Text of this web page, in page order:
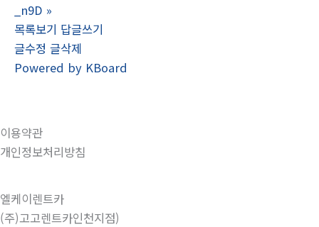
_n9D »
목록보기 답글쓰기
글수정 글삭제
Powered by KBoard
이용약관
개인정보처리방침
엘케이렌트카
(주)고고렌트카인천지점)